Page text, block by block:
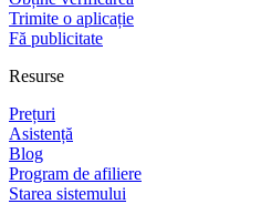
Trimite o aplicație
Fă publicitate
Resurse
Prețuri
Asistență
Blog
Program de afiliere
Starea sistemului